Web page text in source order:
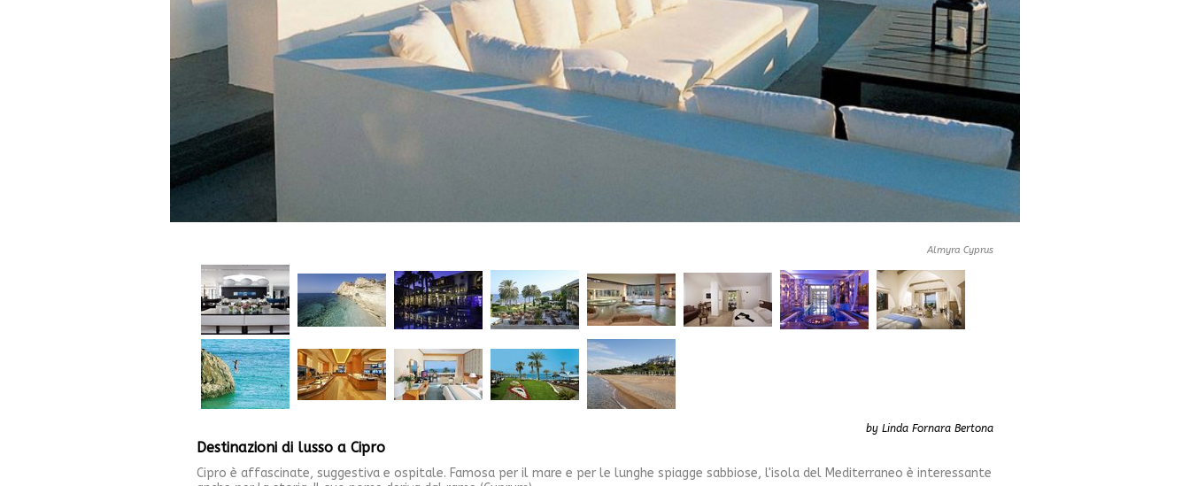
Almyra Cyprus
by Linda Fornara Bertona
Destinazioni di lusso a Cipro
Cipro è affascinate, suggestiva e ospitale. Famosa per il mare e per le lunghe spiagge sabbiose, l'isola del Mediterraneo è interessante